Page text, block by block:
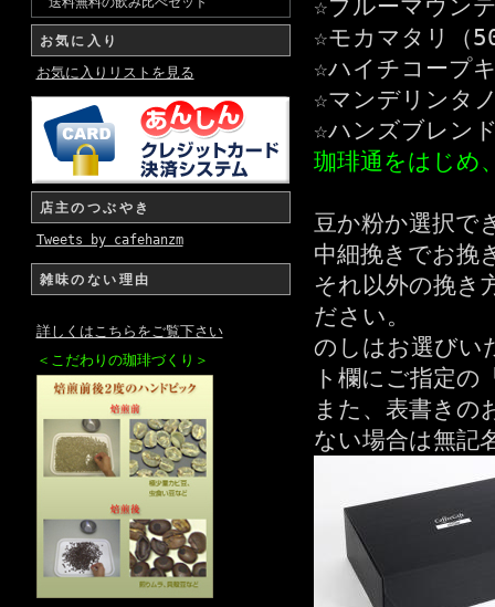
お気に入り
お気に入りリストを見る
店主のつぶやき
Tweets by cafehanzm
雑味のない理由
詳しくはこちらをご覧下さい
＜こだわりの珈琲づくり＞
☆ブルーマウン
☆モカマタリ（
☆ハイチコープ
☆マンデリンタ
☆ハンズブレン
珈琲通をはじめ
豆か粉か選択で
中細挽きでお挽
それ以外の挽き
ださい。
のしはお選びい
ト欄にご指定の
また、表書きの
ない場合は無記